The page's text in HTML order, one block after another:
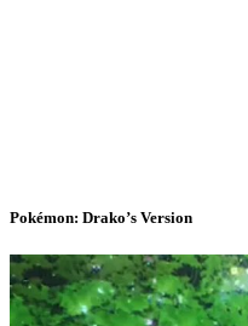
Pokémon: Drako’s Version